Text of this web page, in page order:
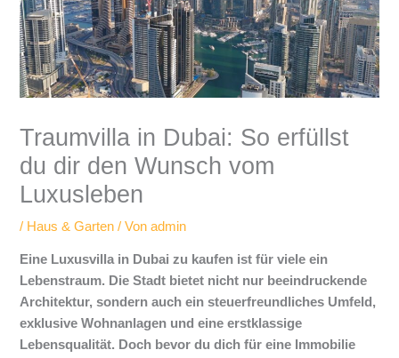
Traumvilla in Dubai: So erfüllst
du dir den Wunsch vom
Luxusleben
/ Haus & Garten / Vonadmin
Eine Luxusvilla in Dubai zu kaufen ist für viele ein
Lebenstraum. Die Stadt bietet nicht nur beeindruckende
Architektur, sondern auch ein steuerfreundliches Umfeld,
exklusive Wohnanlagen und eine erstklassige
Lebensqualität. Doch bevor du dich für eine Immobilie